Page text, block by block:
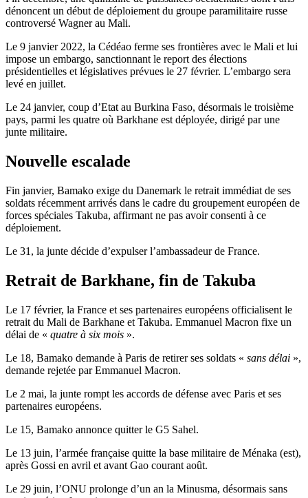
dénoncent un début de déploiement du groupe paramilitaire russe
controversé Wagner au Mali.
Le 9 janvier 2022, la Cédéao ferme ses frontières avec le Mali et lui
impose un embargo, sanctionnant le report des élections
présidentielles et législatives prévues le 27 février. L’embargo sera
levé en juillet.
Le 24 janvier, coup d’Etat au Burkina Faso, désormais le troisième
pays, parmi les quatre où Barkhane est déployée, dirigé par une
junte militaire.
Nouvelle escalade
Fin janvier, Bamako exige du Danemark le retrait immédiat de ses
soldats récemment arrivés dans le cadre du groupement européen de
forces spéciales Takuba, affirmant ne pas avoir consenti à ce
déploiement.
Le 31, la junte décide d’expulser l’ambassadeur de France.
Retrait de Barkhane, fin de Takuba
Le 17 février, la France et ses partenaires européens officialisent le
retrait du Mali de Barkhane et Takuba. Emmanuel Macron fixe un
délai de « quatre à six mois ».
Le 18, Bamako demande à Paris de retirer ses soldats « sans délai »,
demande rejetée par Emmanuel Macron.
Le 2 mai, la junte rompt les accords de défense avec Paris et ses
partenaires européens.
Le 15, Bamako annonce quitter le G5 Sahel.
Le 13 juin, l’armée française quitte la base militaire de Ménaka (est),
après Gossi en avril et avant Gao courant août.
Le 29 juin, l’ONU prolonge d’un an la Minusma, désormais sans